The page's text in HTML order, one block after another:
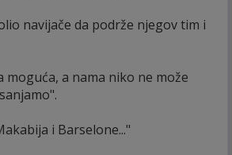
navijače da podrže njegov tim i
moguća, a nama niko ne može
i Barselone..."